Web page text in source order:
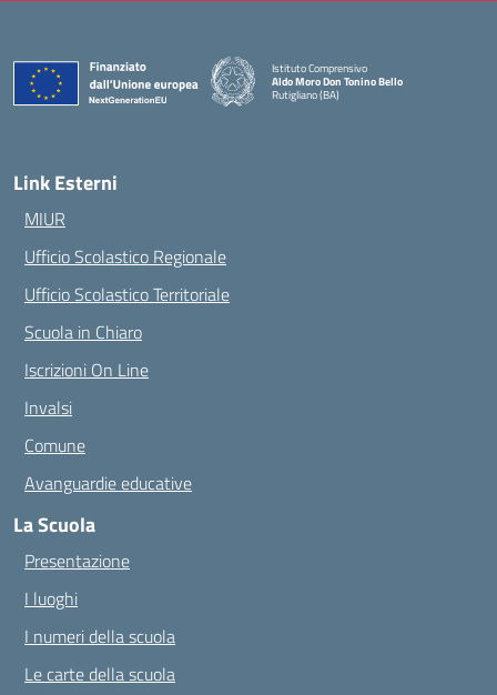
Istituto Comprensivo
Aldo Moro Don Tonino Bello
Rutigliano (BA)
— Visita la pagina iniziale della scuola
Link Esterni
MIUR
Ufficio Scolastico Regionale
Ufficio Scolastico Territoriale
Scuola in Chiaro
Iscrizioni On Line
Invalsi
Comune
Avanguardie educative
La Scuola
Presentazione
I luoghi
I numeri della scuola
Le carte della scuola